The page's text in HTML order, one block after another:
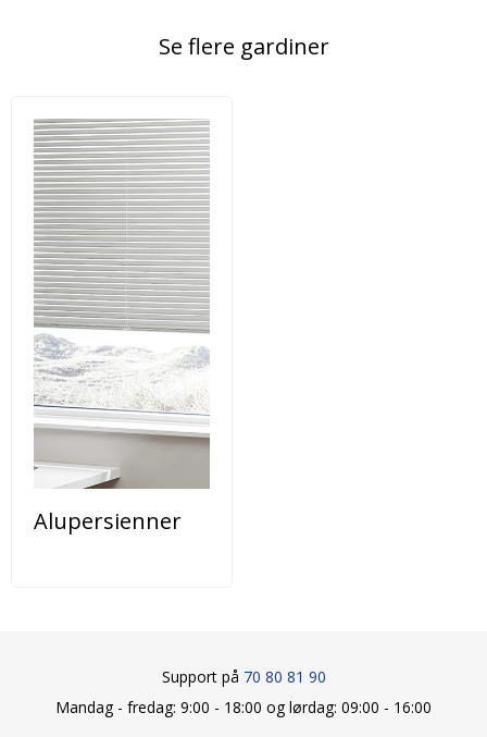
Se flere gardiner
Alupersienner
Support på 70 80 81 90
Mandag - fredag: 9:00 - 18:00 og lørdag: 09:00 - 16:00